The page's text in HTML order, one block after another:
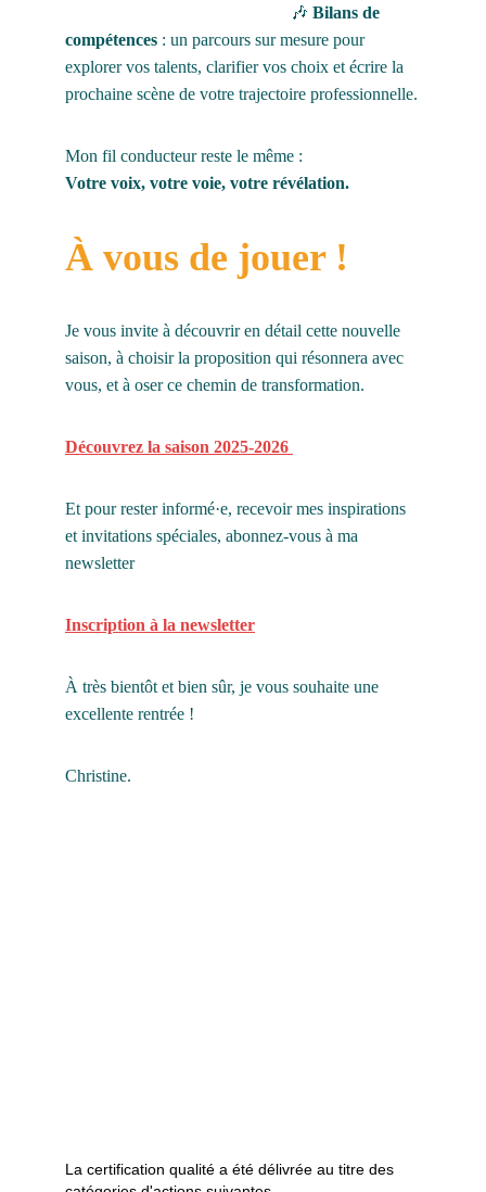
                                                    🎶
Bilans de
compétences : un parcours sur mesure pour
explorer vos talents, clarifier vos choix et écrire la
prochaine scène de votre trajectoire professionnelle.
Mon fil conducteur reste le même :
Votre voix, votre voie, votre révélation.
À vous de jouer !
Je vous invite à découvrir en détail cette nouvelle
saison, à choisir la proposition qui résonnera avec
vous, et à oser ce chemin de transformation.
Découvrez la saison 2025-2026
Et pour rester informé·e, recevoir mes inspirations
et invitations spéciales, abonnez-vous à ma
newsletter
Inscription à la newsletter
À très bientôt et bien sûr, je vous souhaite une
excellente rentrée !
Christine.
La certification qualité a été délivrée au titre des